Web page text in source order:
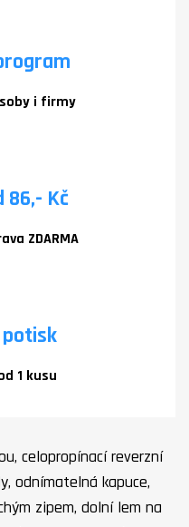
i firmy
86,- Kč
ZDARMA
1 kusu
celopropínací reverzní
odnímatelná kapuce,
zipem, dolní lem na